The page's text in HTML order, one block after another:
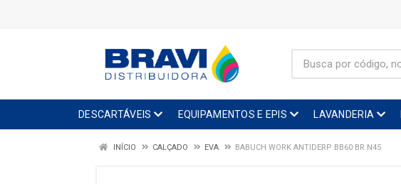
DESCARTÁVEIS EQUIPAMENTOS E EPIS LAVANDERIA
INÍCIO CALÇADO EVA BABUCH WORK ANTIDERP BB60 BR N45